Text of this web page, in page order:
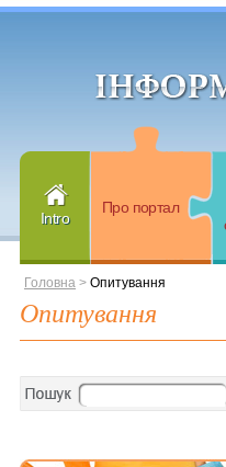
Intro
Про портал
Головна > Опитування
Опитування